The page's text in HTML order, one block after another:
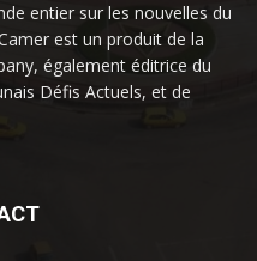
entier sur les nouvelles du
est un produit de la
également éditrice du
Défis Actuels, et de